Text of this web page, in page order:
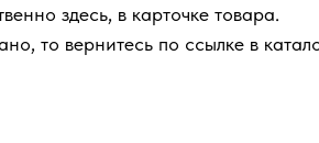
здесь, в карточке товара.
то вернитесь по ссылке в